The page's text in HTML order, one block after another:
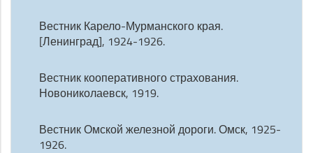
Вестник Карело-Мурманского края.
[Ленинград], 1924-1926.
Вестник кооперативного страхования.
Новониколаевск, 1919.
Вестник Омской железной дороги. Омск, 1925-
1926.